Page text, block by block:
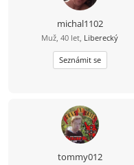
michal1102
Muž, 40 let, Liberecký
Seznámit se
tommy012